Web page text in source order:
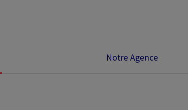
Notre Agence